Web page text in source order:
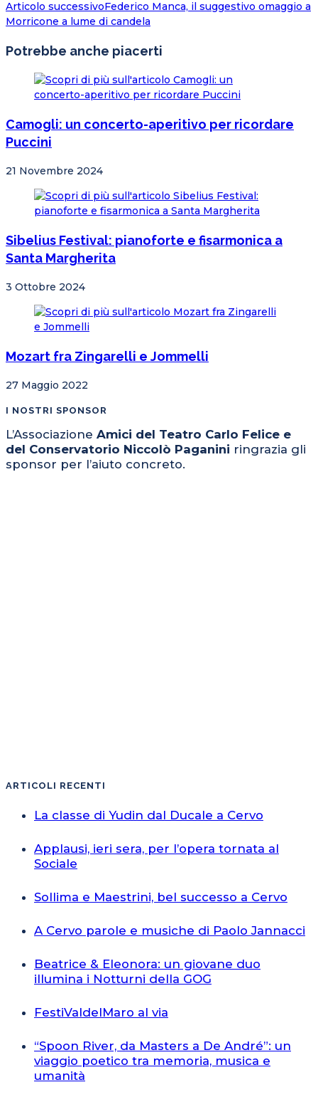
Articolo successivoFederico Manca, il suggestivo omaggio a
Morricone a lume di candela
Potrebbe anche piacerti
Camogli: un concerto-aperitivo per ricordare
Puccini
21 Novembre 2024
Sibelius Festival: pianoforte e fisarmonica a
Santa Margherita
3 Ottobre 2024
Mozart fra Zingarelli e Jommelli
27 Maggio 2022
I NOSTRI SPONSOR
L’Associazione Amici del Teatro Carlo Felice e
del Conservatorio Niccolò Paganini ringrazia gli
sponsor per l’aiuto concreto.
ARTICOLI RECENTI
La classe di Yudin dal Ducale a Cervo
Applausi, ieri sera, per l’opera tornata al
Sociale
Sollima e Maestrini, bel successo a Cervo
A Cervo parole e musiche di Paolo Jannacci
Beatrice & Eleonora: un giovane duo
illumina i Notturni della GOG
FestiValdelMaro al via
“Spoon River, da Masters a De André”: un
viaggio poetico tra memoria, musica e
umanità